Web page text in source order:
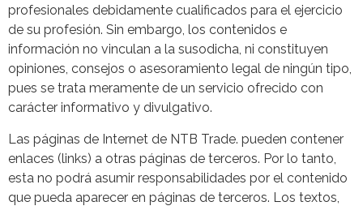
profesionales debidamente cualificados para el ejercicio
de su profesión. Sin embargo, los contenidos e
información no vinculan a la susodicha, ni constituyen
opiniones, consejos o asesoramiento legal de ningún tipo,
pues se trata meramente de un servicio ofrecido con
carácter informativo y divulgativo.
Las páginas de Internet de NTB Trade. pueden contener
enlaces (links) a otras páginas de terceros. Por lo tanto,
esta no podrá asumir responsabilidades por el contenido
que pueda aparecer en páginas de terceros. Los textos,